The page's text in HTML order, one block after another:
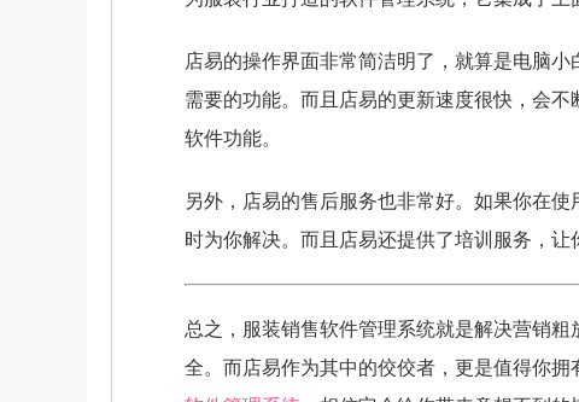
店易的操作界面非常简洁明了，就算是电脑
需要的功能。而且店易的更新速度很快，会
软件功能。
另外，店易的售后服务也非常好。如果你在
时为你解决。而且店易还提供了培训服务，让
总之，服装销售软件管理系统就是解决营销
全。而店易作为其中的佼佼者，更是值得你